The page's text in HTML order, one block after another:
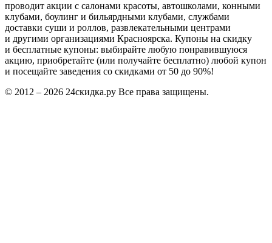
проводит акции с салонами красоты, автошколами, конными
клубами, боулинг и бильярдными клубами, службами
доставки суши и роллов, развлекательными центрами
и другими организациями Красноярска. Купоны на скидку
и бесплатные купоны: выбирайте любую понравившуюся
акцию, приобретайте (или получайте бесплатно) любой купон
и посещайте заведения со скидками от 50 до 90%!
© 2012 – 2026 24скидка.ру Все права защищены.